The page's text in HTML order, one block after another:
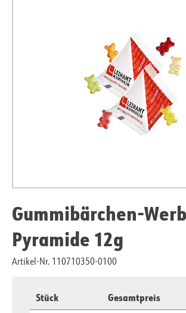
Gummibärchen-
Pyramide 12g
Artikel-Nr. 110710350-0100
Stück Gesamtpreis